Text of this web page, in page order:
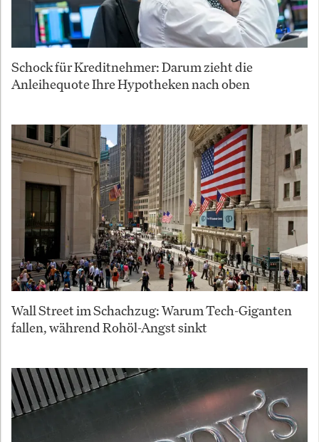
Schock für Kreditnehmer: Darum zieht die
Anleihequote Ihre Hypotheken nach oben
Wall Street im Schachzug: Warum Tech-Giganten
fallen, während Rohöl-Angst sinkt